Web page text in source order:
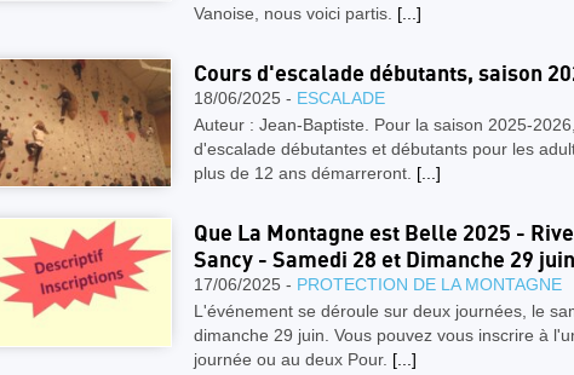
Vanoise, nous voici partis. [...]
Cours d'escalade débutants, saison
18/06/2025 - ESCALADE
Auteur : Jean-Baptiste. Pour la saison 2025-
d'escalade débutantes et débutants pour les
plus de 12 ans démarreront. [...]
Que La Montagne est Belle 2025 -
Sancy - Samedi 28 et Dimanche 29 juin
17/06/2025 - PROTECTION DE LA MONTAGNE
L'événement se déroule sur deux journées, le
dimanche 29 juin. Vous pouvez vous inscrire à
journée ou au deux Pour. [...]